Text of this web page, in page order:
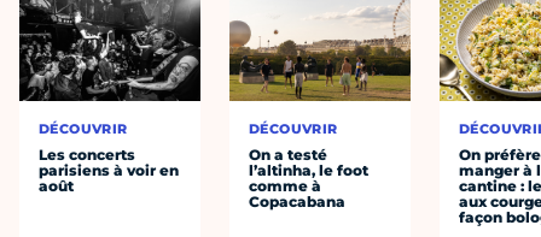
DÉCOUVRIR
Les concerts
parisiens à voir en
août
DÉCOUVRIR
On a testé
l’altinha, le foot
comme à
Copacabana
On préfère
manger à
cantine :
aux
façon